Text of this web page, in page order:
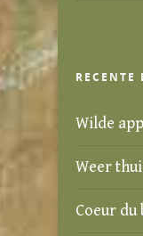
RECENTE
Wilde
Weer
Coeur du